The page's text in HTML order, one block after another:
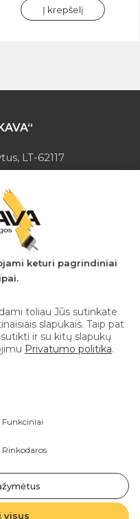
Į krepšelį
LT-62117
LT497282716
42 222
saugomos
keturi pagrindiniai
toliau Jūs sutinkate
slapukais. Taip pat
ir su kitų slapukų
Privatumo politika.
Funkciniai
Rinkodaros
visus